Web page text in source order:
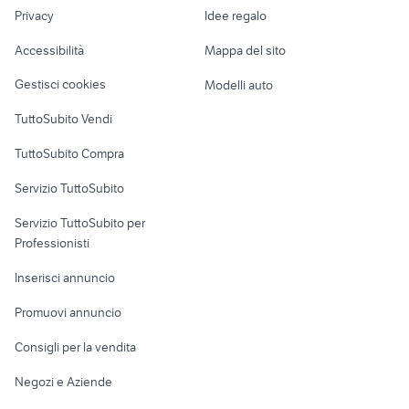
auto Occhiobello
fiat fiorino 1.3 multijet accessori
Garage e box
Loft, mansarde e
Informatica
Console e
Fotografia
Telefonia
Privacy
Accessibilità
Gestisci cookies
TuttoSubito Vendi
TuttoSubito Compra
Servizio TuttoSubito
Servizio TuttoSubito per
Professionisti
Inserisci annuncio
Promuovi annuncio
Consigli per la vendita
Negozi e Aziende
Idee regalo
Mappa del sito
Modelli auto